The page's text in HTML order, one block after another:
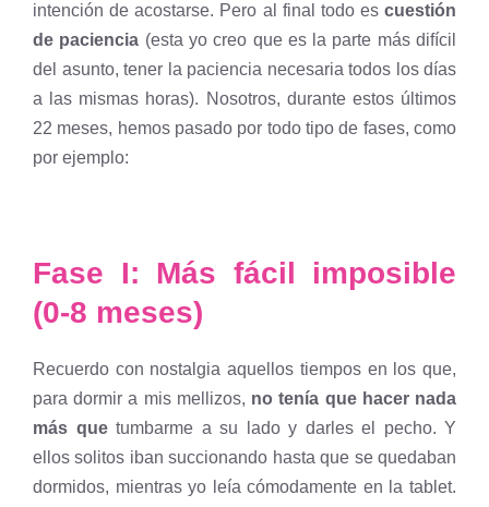
intención de acostarse. Pero al final todo es cuestión
de paciencia (esta yo creo que es la parte más difícil
del asunto, tener la paciencia necesaria todos los días
a las mismas horas). Nosotros, durante estos últimos
22 meses, hemos pasado por todo tipo de fases, como
por ejemplo:
Fase I: Más fácil imposible
(0-8 meses)
Recuerdo con nostalgia aquellos tiempos en los que,
para dormir a mis mellizos, no tenía que hacer nada
más quetumbarme a su lado y darles el pecho. Y
ellos solitos iban succionando hasta que se quedaban
dormidos, mientras yo leía cómodamente en la tablet.